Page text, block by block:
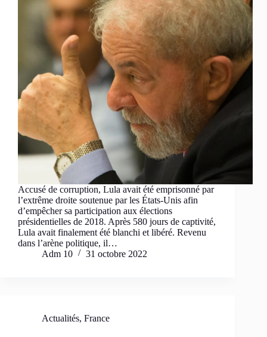
Accusé de corruption, Lula avait été emprisonné par
l’extrême droite soutenue par les États-Unis afin
d’empêcher sa participation aux élections
présidentielles de 2018. Après 580 jours de captivité,
Lula avait finalement été blanchi et libéré. Revenu
dans l’arène politique, il…
Adm 10
31 octobre 2022
Actualités, France